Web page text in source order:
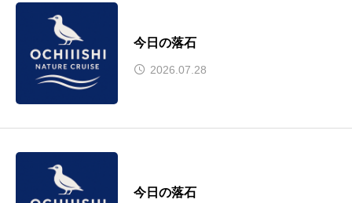
今日の落石
2026.07.28
今日の落石